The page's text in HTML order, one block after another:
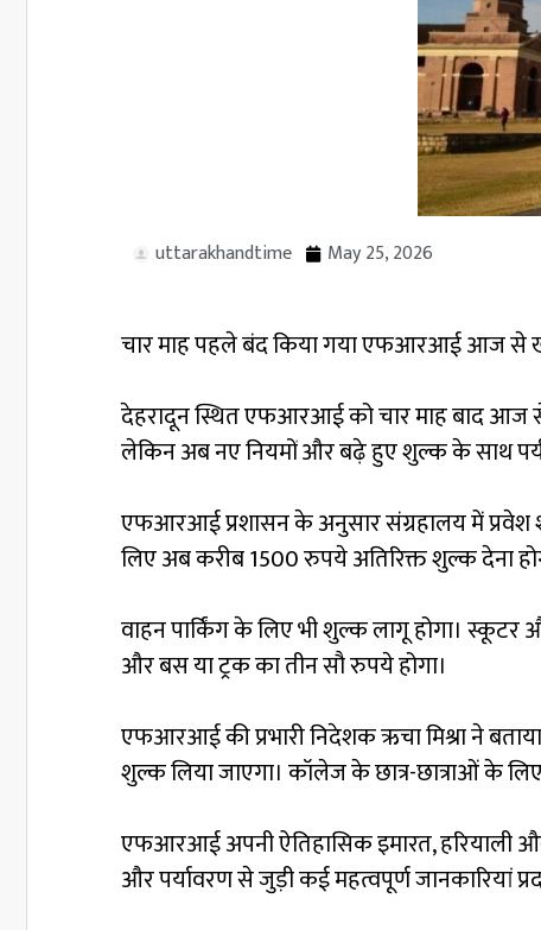
uttarakhandtime May 25, 2026
चार माह पहले बंद किया गया एफआरआई आज से
देहरादून स्थित एफआरआई को चार माह बाद आज
लेकिन अब नए नियमों और बढ़े हुए शुल्क के साथ
एफआरआई प्रशासन के अनुसार संग्रहालय में प्रवेश
लिए अब करीब 1500 रुपये अतिरिक्त शुल्क देना
वाहन पार्किंग के लिए भी शुल्क लागू होगा।
और बस या ट्रक का तीन सौ रुपये होगा।
एफआरआई की प्रभारी निदेशक ऋचा मिश्रा ने
शुल्क लिया जाएगा। कॉलेज के छात्र-छात्राओं के लिए
एफआरआई अपनी ऐतिहासिक इमारत, हरियाली
और पर्यावरण से जुड़ी कई महत्वपूर्ण जानकारियां